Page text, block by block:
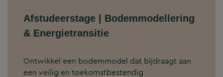
Afstudeerstage | Bodemmodellering
& Energietransitie
Ontwikkel een bodemmodel dat bijdraagt aan
een veilig en toekomstbestendig